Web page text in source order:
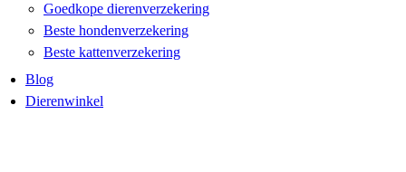
Goedkope dierenverzekering
Beste hondenverzekering
Beste kattenverzekering
Blog
Dierenwinkel